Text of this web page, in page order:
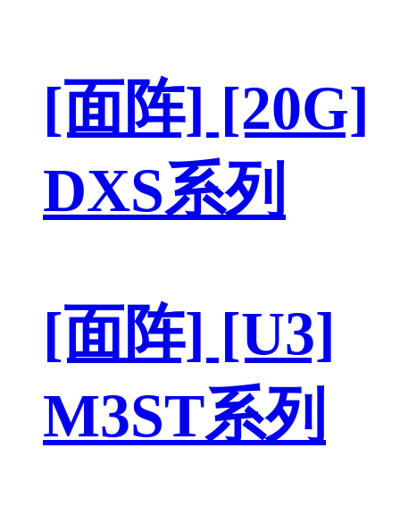
[面阵] [20G]
DXS系列
[面阵] [U3]
M3ST系列